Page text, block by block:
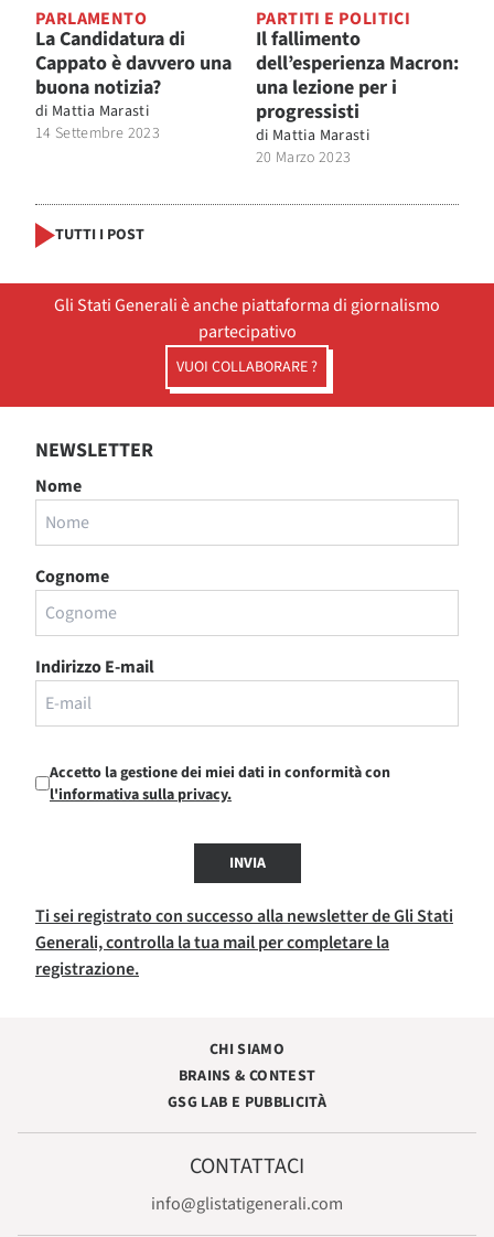
PARLAMENTO
La Candidatura di
Cappato è davvero una
buona notizia?
di Mattia Marasti
14 Settembre 2023
PARTITI E POLITICI
Il fallimento
dell’esperienza Macron:
una lezione per i
progressisti
di Mattia Marasti
20 Marzo 2023
TUTTI I POST
Gli Stati Generali è anche piattaforma di giornalismo
partecipativo
VUOI COLLABORARE ?
NEWSLETTER
Nome
Cognome
Indirizzo E-mail
Accetto la gestione dei miei dati in conformità con
l'informativa sulla privacy.
INVIA
Ti sei registrato con successo alla newsletter de Gli Stati
Generali, controlla la tua mail per completare la
registrazione.
CHI SIAMO
BRAINS & CONTEST
GSG LAB E PUBBLICITÀ
CONTATTACI
info@glistatigenerali.com